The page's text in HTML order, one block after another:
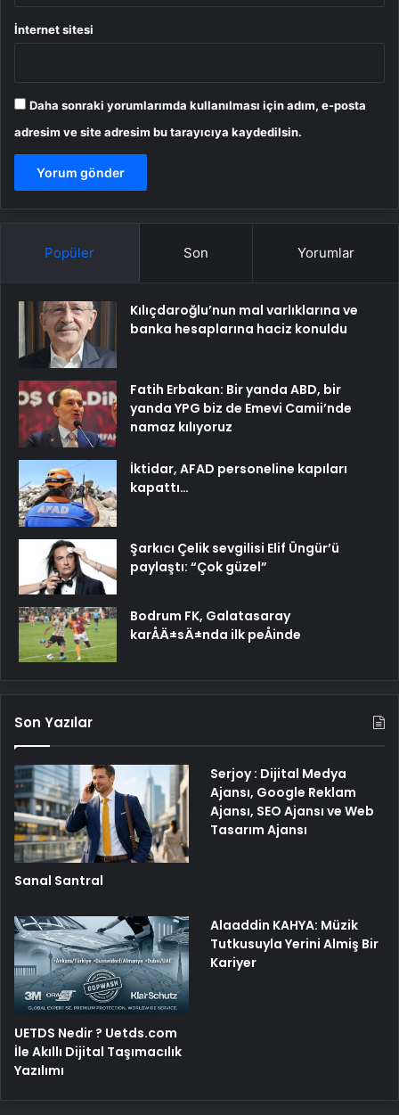
İnternet sitesi
Daha sonraki yorumlarımda kullanılması için adım, e-posta
adresim ve site adresim bu tarayıcıya kaydedilsin.
Popüler Son Yorumlar
Kılıçdaroğlu’nun mal varlıklarına ve
banka hesaplarına haciz konuldu
Fatih Erbakan: Bir yanda ABD, bir
yanda YPG biz de Emevi Camii’nde
namaz kılıyoruz
İktidar, AFAD personeline kapıları
kapattı…
Şarkıcı Çelik sevgilisi Elif Üngür’ü
paylaştı: “Çok güzel”
Bodrum FK, Galatasaray
karÅÄ±sÄ±nda ilk peÅinde
Son Yazılar
Sanal Santral
Serjoy : Dijital Medya
Ajansı, Google Reklam
Ajansı, SEO Ajansı ve Web
Tasarım Ajansı
UETDS Nedir ? Uetds.com
İle Akıllı Dijital Taşımacılık
Yazılımı
Alaaddin KAHYA: Müzik
Tutkusuyla Yerini Almiş Bir
Kariyer